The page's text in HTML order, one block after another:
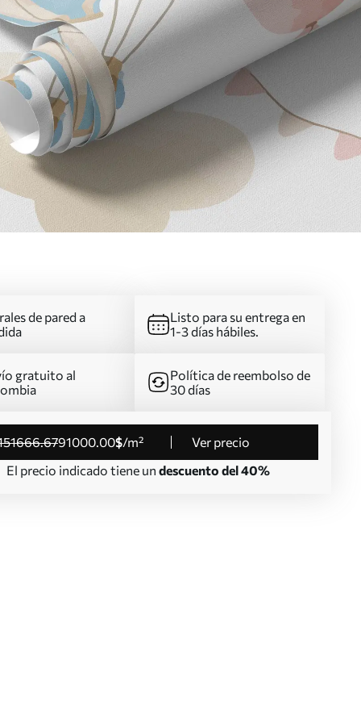
de pared a
Listo para su entrega en
1-3 días hábiles.
gratuito al
Política de reembolso de
30 días
.6791000.00$/m²
Ver precio
El precio indicado tiene un descuento del 40%